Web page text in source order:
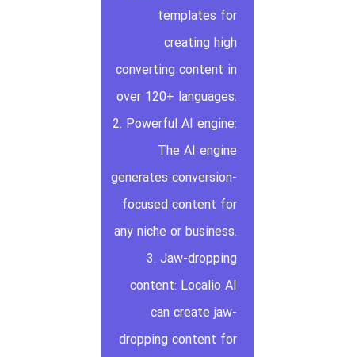
templates for
creating high
converting content in
over 120+ languages.
2. Powerful AI engine:
The AI engine
generates conversion-
focused content for
any niche or business.
3. Jaw-dropping
content: Localio AI
can create jaw-
dropping content for